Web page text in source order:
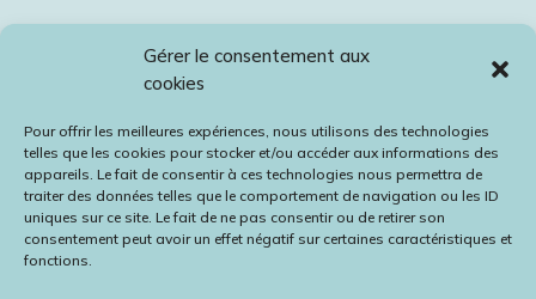
Gérer le consentement aux
cookies
Pour offrir les meilleures expériences, nous utilisons des technologies
telles que les cookies pour stocker et/ou accéder aux informations des
appareils. Le fait de consentir à ces technologies nous permettra de
traiter des données telles que le comportement de navigation ou les ID
uniques sur ce site. Le fait de ne pas consentir ou de retirer son
consentement peut avoir un effet négatif sur certaines caractéristiques et
fonctions.